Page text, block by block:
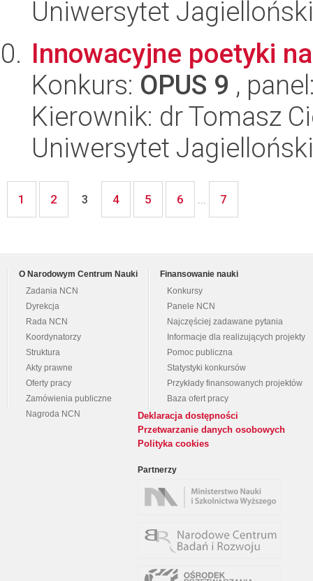
Uniwersytet
Innowacyjne poetyki
Konkurs: OPUS 9 ,
Kierownik: dr Tomasz
Uniwersytet
1 2 3 4 5 6 ... 7
O Narodowym Centrum Nauki
Zadania NCN
Dyrekcja
Rada NCN
Koordynatorzy
Struktura
Akty prawne
Oferty pracy
Zamówienia publiczne
Nagroda NCN
Finansowanie nauki
Konkursy
Panele NCN
Najczęściej zadawane pytania
Informacje dla realizujących projekty
Pomoc publiczna
Statystyki konkursów
Przykłady finansowanych projektów
Baza ofert pracy
Deklaracja dostępności
Przetwarzanie danych osobowych
Polityka cookies
Partnerzy